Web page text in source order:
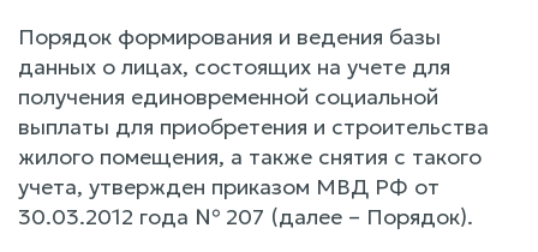
Порядок формирования и ведения базы
данных о лицах, состоящих на учете для
получения единовременной социальной
выплаты для приобретения и строительства
жилого помещения, а также снятия с такого
учета, утвержден приказом МВД РФ от
30.03.2012 года № 207 (далее – Порядок).